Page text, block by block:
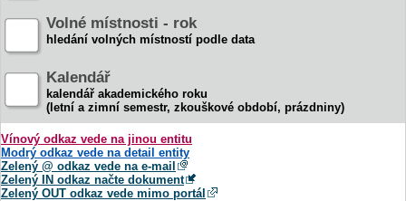
Volné místnosti - rok
hledání volných místností podle data
Kalendář
kalendář akademického roku
(letní a zimní semestr, zkouškové období, prázdniny)
Vínový odkaz vede na jinou entitu
Modrý odkaz vede na detail entity
Zelený @ odkaz vede na e-mail
Zelený IN odkaz načte dokument
Zelený OUT odkaz vede mimo portál